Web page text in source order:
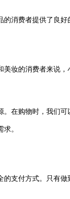
消费者提供了良好
妆的消费者来说，
在购物时，我们可
。
支付方式。只有做